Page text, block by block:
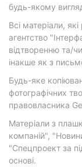
будь-якому
Всі матеріали,
агентство
відтворенню та/
інакше як з
Будь-яке
фотографічних
правовласника
Матеріали з
компаній",
"Спецпроект за
основі.